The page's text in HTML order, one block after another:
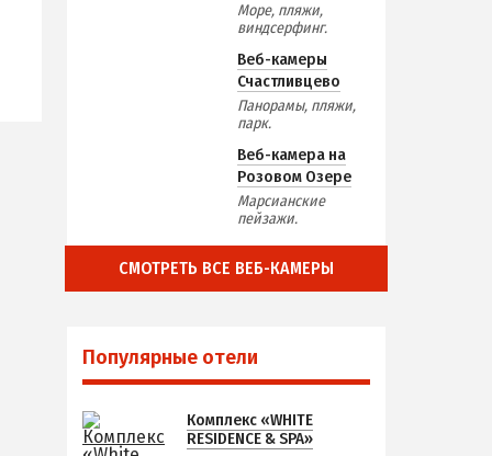
Море, пляжи,
виндсерфинг.
Веб-камеры
Счастливцево
Панорамы, пляжи,
парк.
Веб-камера на
Розовом Озере
Марсианские
пейзажи.
СМОТРЕТЬ ВСЕ ВЕБ-КАМЕРЫ
Популярные отели
Комплекс «WHITE
RESIDENCE & SPA»